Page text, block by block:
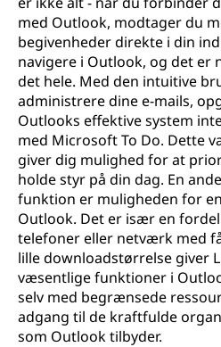
med Outlook, modtager du
begivenheder direkte i din
navigere i Outlook, og det er
det hele. Med den intuitive
administrere dine e-mails,
Outlooks effektive system
med Microsoft To Do. Dette
giver dig mulighed for at
holde styr på din dag. En
funktion er muligheden for
Outlook. Det er især en
telefoner eller netværk med
lille downloadstørrelse giver
væsentlige funktioner i
selv med begrænsede
adgang til de kraftfulde
som Outlook tilbyder.